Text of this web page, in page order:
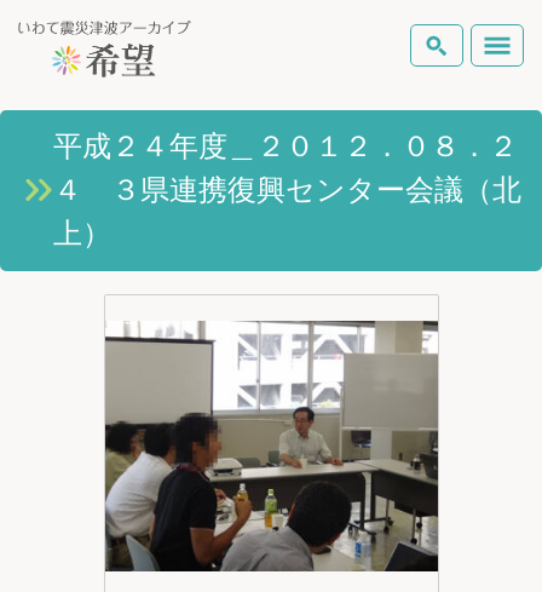
いわて震災津波アーカイブとは
岩手県の被害状況
ピックアップコンテンツ
検索
テーマから探す
平成２４年度＿２０１２．０８．２
４ ３県連携復興センター会議（北
上）